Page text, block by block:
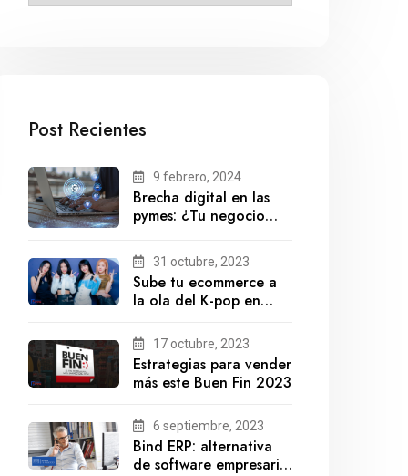
Post Recientes
9 febrero, 2024
Brecha digital en las
pymes: ¿Tu negocio
futuro?31 octubre, 2023
Sube tu ecommerce a
la ola del K-pop en
17 octubre, 2023
Estrategias para vender
más este Buen Fin 2023
6 septiembre, 2023
Bind ERP: alternativa
de software empresarial